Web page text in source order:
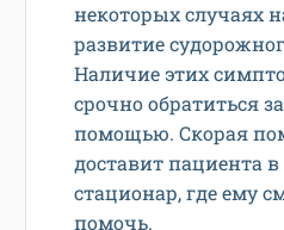
некоторых случаях
развитие
Наличие этих
срочно обратиться
помощью. Скорая
доставит пациента
стационар, где ему
помочь.